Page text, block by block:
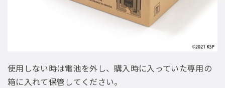
使用しない時は電池を外し、購入時に入っていた専用の
箱に入れて保管してください。